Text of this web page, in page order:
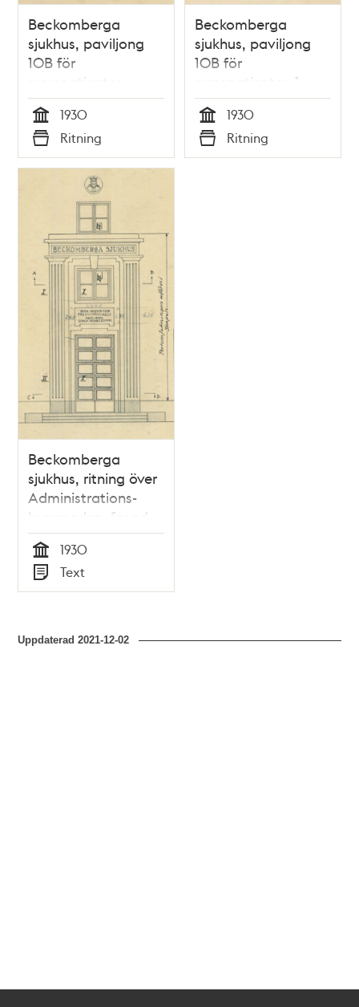
Beckomberga
sjukhus, paviljong
10B för
rumspatienter,
källarplan
Tid
1930
Typ
Ritning
Beckomberga
sjukhus, paviljong
10B för
rumspatienter, 1
trappa
Tid
1930
Typ
Ritning
Beckomberga
sjukhus, ritning över
Administrations-
byggnaden, fasad,
detalj
Tid
1930
Typ
Text
Uppdaterad2021-12-02